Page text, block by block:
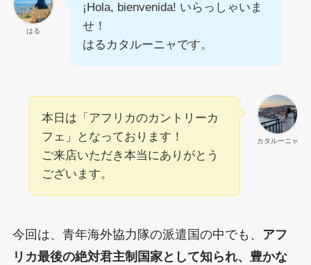
はる
¡Hola, bienvenida! いらっしゃいま
せ！
はるカタルーニャです。
カタルーニャ
本日は「アフリカのカントリーカ
フェ」となっております！
ご来店いただき本当にありがとう
ございます。
今回は、青年海外協力隊の派遣国の中でも、 アフ
リカ最後の絶対君主制国家として知られ、豊かな